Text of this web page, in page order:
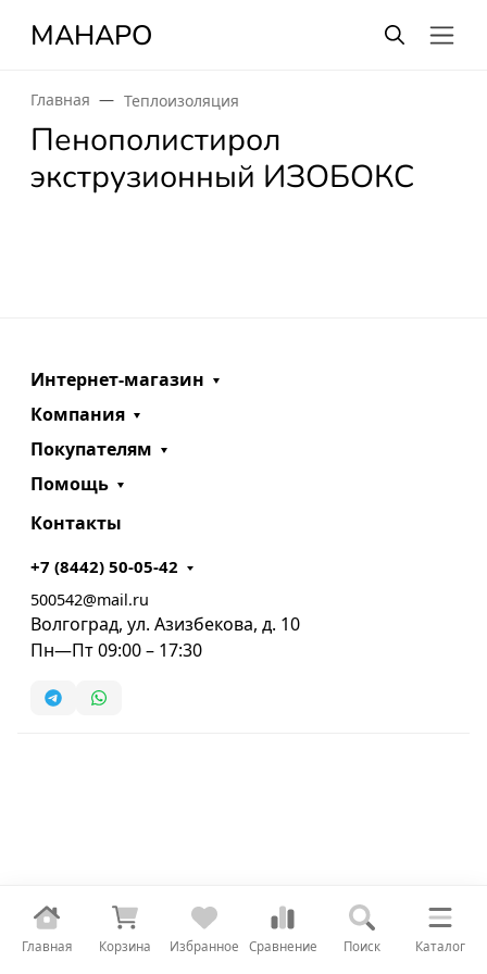
МАНАРО
Главная Корзина Избранное Сравнение Поиск Каталог
Главная Теплоизоляция
Пенополистирол
экструзионный ИЗОБОКС
Интернет-магазин
Компания
Покупателям
Помощь
Контакты
+7 (8442) 50-05-42
500542@mail.ru
Волгоград, ул. Азизбекова, д. 10
Пн—Пт 09:00 – 17:30